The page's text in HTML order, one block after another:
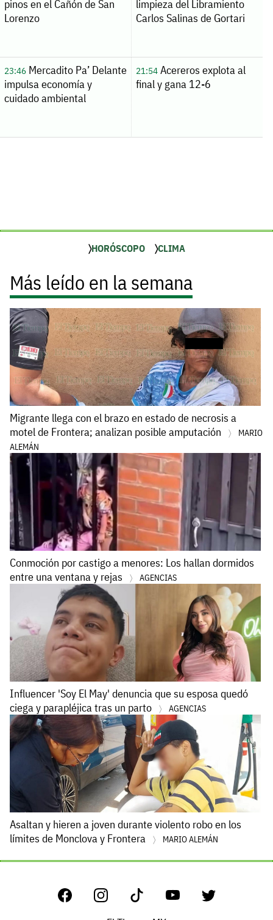
pinos en el Cañón de San
Lorenzo
limpieza del Libramiento
Carlos Salinas de Gortari
23:46Mercadito Pa’ Delante
impulsa economía y
cuidado ambiental
21:54Acereros explota al
final y gana 12-6
HORÓSCOPO CLIMA
Más leído en la semana
Migrante llega con el brazo en estado de necrosis a
motel de Frontera; analizan posible amputación
MARIO
ALEMÁN
Conmoción por castigo a menores: Los hallan dormidos
entre una ventana y rejas
AGENCIAS
Influencer 'Soy El May' denuncia que su esposa quedó
ciega y parapléjica tras un parto
AGENCIAS
Asaltan y hieren a joven durante violento robo en los
límites de Monclova y Frontera
MARIO ALEMÁN